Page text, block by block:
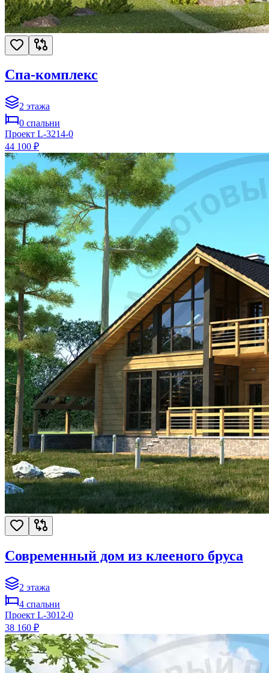
Спа-комплекс
2 этажа
0 спальни
Проект L-3214-0
44 100 ₽
Современный дом из клееного бруса
2 этажа
4 спальни
Проект L-3012-0
38 160 ₽